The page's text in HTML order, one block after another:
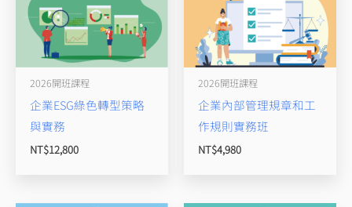
2026開班課程
企業ESG綠色轉型策略
與實務
NT$12,800
2026開班課程
企業內部管理規章和工
作規則實務班
NT$4,980